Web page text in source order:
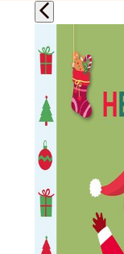
Wat is je e-
Aanmelden
We gebruiken je